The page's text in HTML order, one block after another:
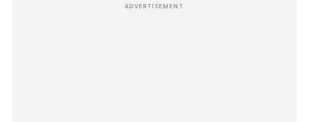
ADVERTISEMENT